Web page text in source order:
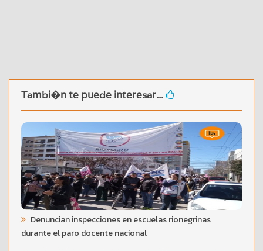
Tambi�n te puede interesar...
Denuncian inspecciones en escuelas rionegrinas
durante el paro docente nacional